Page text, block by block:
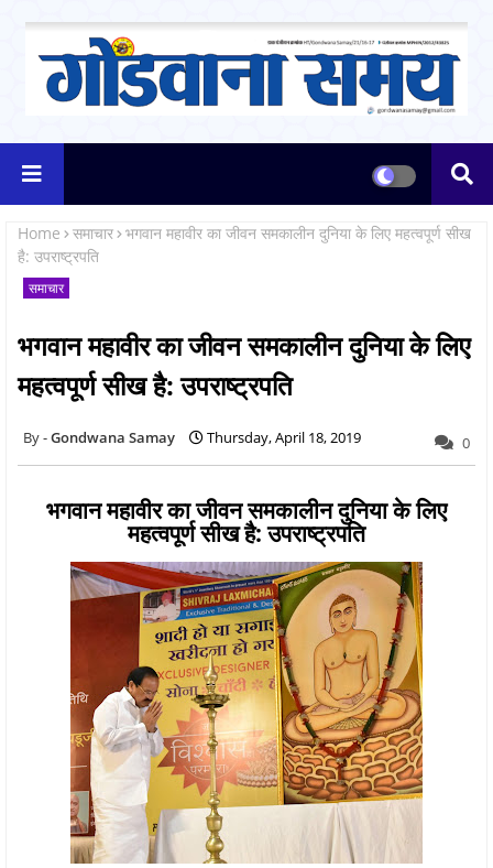
Home समाचार भगवान महावीर का जीवन समकालीन दुनिया के लिए महत्वपूर्ण सीख
है: उपराष्ट्रपति
समाचार
भगवान महावीर का जीवन समकालीन दुनिया के लिए
महत्वपूर्ण सीख है: उपराष्ट्रपति
Gondwana Samay Thursday, April 18, 2019 0
भगवान महावीर का जीवन समकालीन दुनिया के लिए
महत्वपूर्ण सीख है: उपराष्ट्रपति